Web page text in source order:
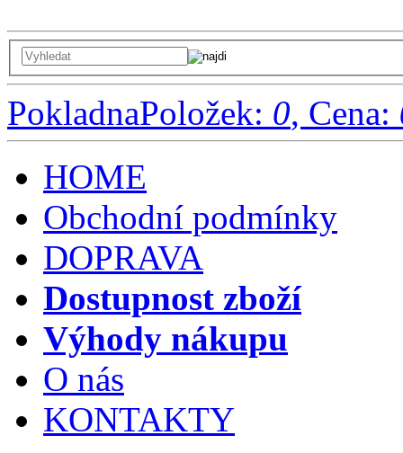
PokladnaPoložek: 0, Cena:
HOME
Obchodní podmínky
DOPRAVA
Dostupnost zboží
Výhody nákupu
O nás
KONTAKTY